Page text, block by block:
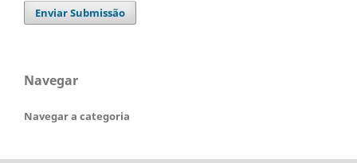
Enviar Submissão
Navegar
Navegar a categoria